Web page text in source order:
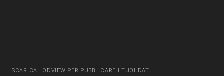
SCARICA LODVIEW PER PUBBLICARE I TUOI DATI